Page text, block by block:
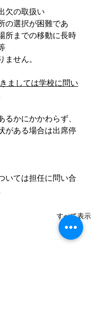
欠の取扱い
の選択が困難であ
所までの移動に長時
せん。
ましては学校に問い
るかにかかわらず、
がある場合は出席停
ては担任に問い合
すべて表示